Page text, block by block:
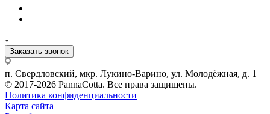
Заказать звонок
п. Свердловский, мкр. Лукино-Варино, ул. Молодёжная, д. 1
© 2017-2026 PannaCotta. Все права защищены.
Политика конфиденциальности
Карта сайта